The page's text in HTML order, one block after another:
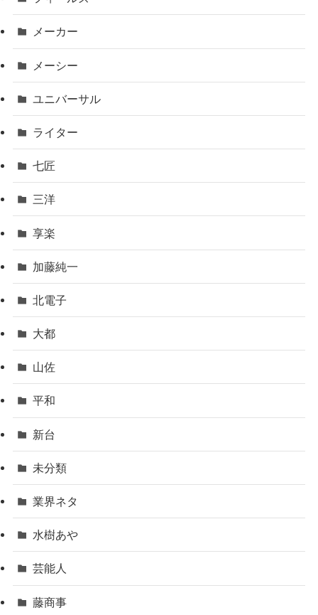
メーカー
メーシー
ユニバーサル
ライター
七匠
三洋
享楽
加藤純一
北電子
大都
山佐
平和
新台
未分類
業界ネタ
水樹あや
芸能人
藤商事